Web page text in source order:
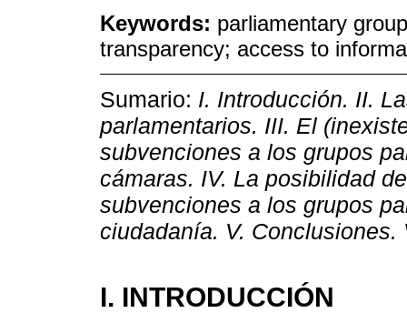
Keywords: parliamentary
transparency; access to
Sumario: I. Introducción. II.
parlamentarios. III. El
subvenciones a los grupos
cámaras. IV. La posibilidad
subvenciones a los grupos
ciudadanía. V. Conclusiones.
I. INTRODUCCIÓN